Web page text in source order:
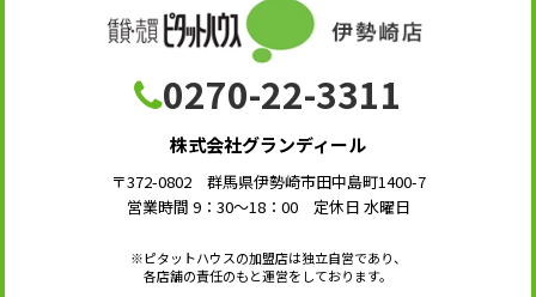
0270-22-3311
株式会社グランディール
〒372-0802 群馬県伊勢崎市田中島町1400-7
営業時間 9：30～18：00 定休日 水曜日
※ピタットハウスの加盟店は独立自営であり、
各店舗の責任のもと運営をしております。